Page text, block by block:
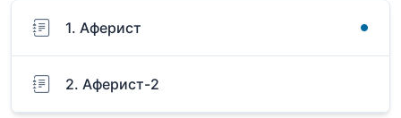
1. Аферист
2. Аферист-2